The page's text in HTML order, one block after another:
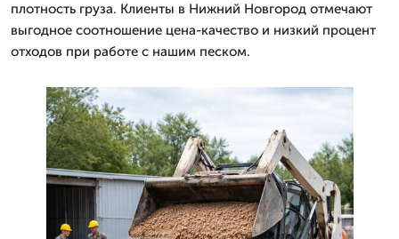
плотность груза. Клиенты в Нижний Новгород отмечают
выгодное соотношение цена-качество и низкий процент
отходов при работе с нашим песком.